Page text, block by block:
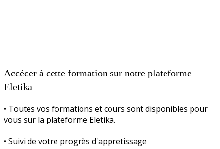
Accéder à cette formation sur notre plateforme
Eletika
• Toutes vos formations et cours sont disponibles pour
vous sur la plateforme Eletika.
• Suivi de votre progrès d'appretissage